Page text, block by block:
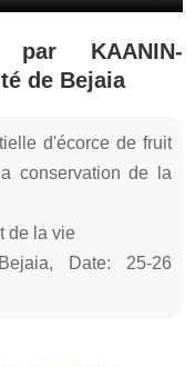
par KAANIN-
de Bejaia
d'écorce de fruit
conservation de la
de la vie
Date: 25-26